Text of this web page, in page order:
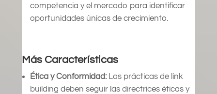
competencia y el mercado para identificar
oportunidades únicas de crecimiento.
Más Características
Ética y Conformidad:Las prácticas de link
building deben seguir las directrices éticas y